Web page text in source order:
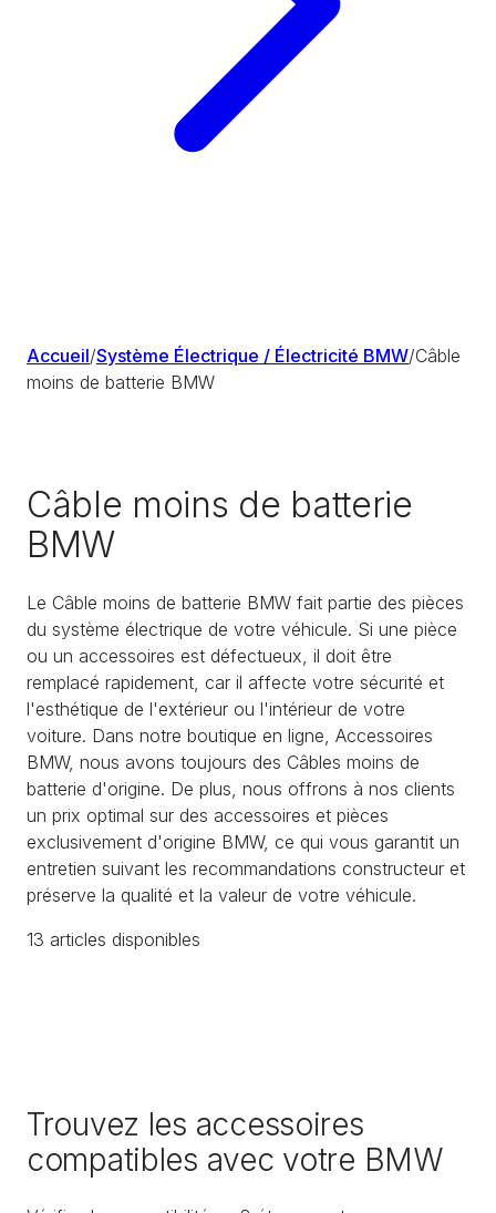
Accueil/Système Électrique / Électricité BMW/Câble
moins de batterie BMW
Câble moins de batterie
BMW
Le Câble moins de batterie BMW fait partie des pièces
du système électrique de votre véhicule. Si une pièce
ou un accessoires est défectueux, il doit être
remplacé rapidement, car il affecte votre sécurité et
l'esthétique de l'extérieur ou l'intérieur de votre
voiture. Dans notre boutique en ligne, Accessoires
BMW, nous avons toujours des Câbles moins de
batterie d'origine. De plus, nous offrons à nos clients
un prix optimal sur des accessoires et pièces
exclusivement d'origine BMW, ce qui vous garantit un
entretien suivant les recommandations constructeur et
préserve la qualité et la valeur de votre véhicule.
13 articles disponibles
Trouvez les accessoires
compatibles avec votre BMW